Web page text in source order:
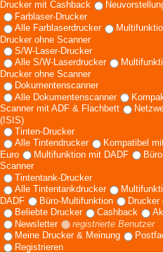
Drucker mit Cashback
Farblaser-Drucker
Alle Farblaserdrucker
Drucker ohne Scanner
S/W-Laser-Drucker
Alle S/W-Laserdrucker
Drucker ohne Scanner
Dokumentenscanner
Alle Dokumentenscanner
Scanner mit ADF & Flachbett
(ISIS)
Tinten-Drucker
Alle Tintendrucker
Kompatibel
Euro
Multifunktion mit DADF
Scanner
Tintentank-Drucker
Alle Tintentankdrucker
DADF
Büro-Multifunktion
Drucker
Beliebte Drucker
Cashback
Newsletter
registrierte Benutzer
Meine Drucker & Meinung
Registrieren